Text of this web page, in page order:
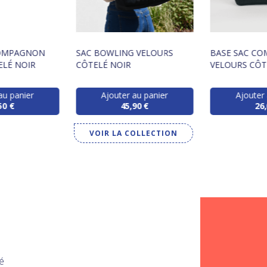
NOIR
panier
€
SAC BOWLING VELOURS
CÔTELÉ NOIR
Ajouter au panier
45,90 €
BASE SAC
VELOURS
Ajouter
VOIR LA COLLECTION